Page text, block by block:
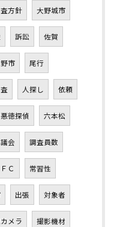
方針 大野城市
訴訟 佐賀
市 尾行
人探し 依頼
悪徳探偵 六本松
会 調査員数
ＦＣ 常習性
出張 対象者
メラ 撮影機材